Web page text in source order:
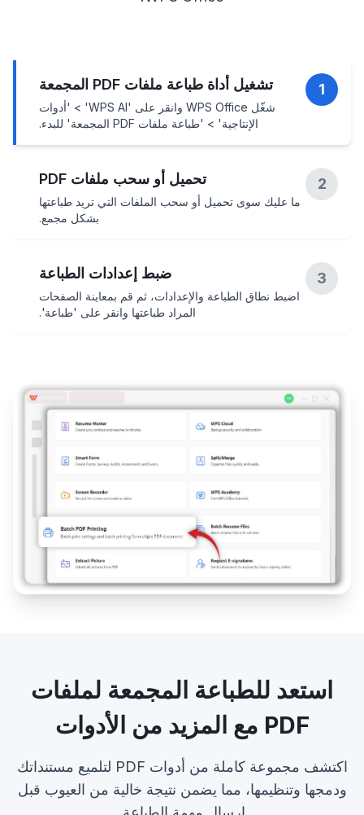
تشغيل أداة طباعة ملفات PDF المجمعة
شغّل WPS Office وانقر على 'WPS AI' > 'أدوات
الإنتاجية' > 'طباعة ملفات PDF المجمعة' للبدء.
2 تحميل أو سحب ملفات PDF
ما عليك سوى تحميل أو سحب الملفات التي تريد طباعتها
بشكل مجمع.
3 ضبط إعدادات الطباعة
اضبط نطاق الطباعة والإعدادات، ثم قم بمعاينة الصفحات
المراد طباعتها وانقر على 'طباعة'.
استعد للطباعة المجمعة لملفات
PDF مع المزيد من الأدوات
اكتشف مجموعة كاملة من أدوات PDF لتلميع مستنداتك
ودمجها وتنظيمها، مما يضمن نتيجة خالية من العيوب قبل